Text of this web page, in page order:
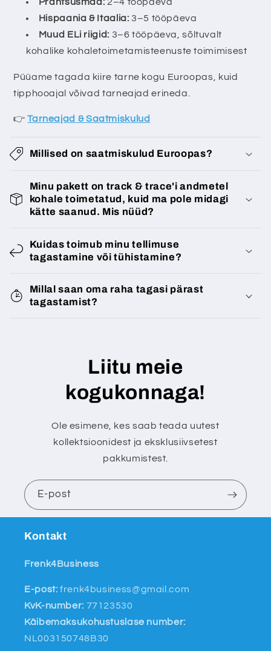
s
u
Hispaania & Itaalia: 3–5 tööpäeva
Muud ELi riigid: 3–6 tööpäeva, sõltuvalt
kohalike kohaletoimetamisteenuste toimimisest
Püüame tagada kiire tarne kogu Euroopas, kuid
tipphooajal võivad tarneajad erineda.
👉Tarneajad & Saatmiskulud
Millised on saatmiskulud Euroopas?
Minu pakett on track & trace'i andmetel
kohale toimetatud, kuid ma pole midagi
kätte saanud. Mis nüüd?
Kuidas toimub minu tellimuse
tagastamine või tühistamine?
Millal saan oma raha tagasi pärast
tagastamist?
Liitu meie
kogukonnaga!
Ole esimene, kes saab teada uutest
kollektsioonidest ja eksklusiivsetest
pakkumistest.
E-post
Kontakt
Frenk4Business
E-post: frenk4business@gmail.com
KvK-number: 77123530
Käibemaksukohustuslase number:
NL003150748B30